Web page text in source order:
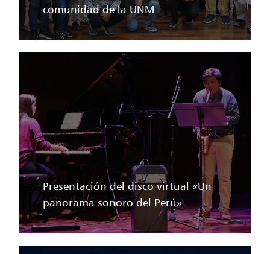
comunidad de la UNM
Presentación del disco virtual «Un
panorama sonoro del Perú»